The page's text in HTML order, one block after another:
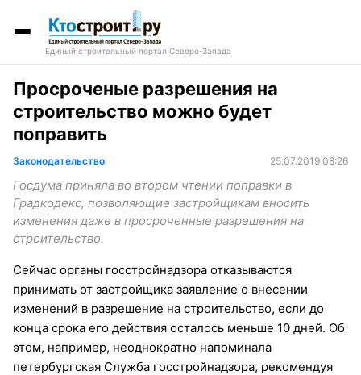
Единый строительный портал Северо-Запада
Просроченые разрешения на
строительство можно будет
поправить
Законодательство 25.07.2019 08:26
Госдума приняла во втором чтении поправки в
Градкодекс, позволяющие застройщикам вносить
изменения даже в просроченные разрешения на
строительство.
Сейчас органы госстройнадзора отказываются
принимать от застройщика заявление о внесении
изменений в разрешение на строительство, если до
конца срока его действия осталось меньше 10 дней. Об
этом, например, неоднократно напоминала
петербургская Служба госстройнадзора, рекомендуя